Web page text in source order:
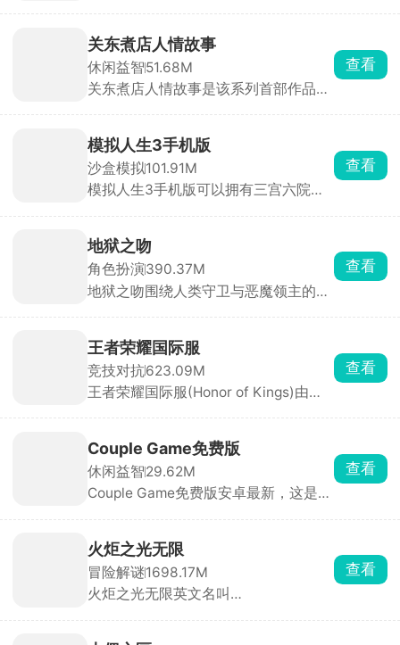
石，收集大量的材料来搭建庇护所，同
时还要小心四处游荡的感染者，不要被
他们触碰到了，游戏支持联机模式，能
够邀请其他幸存者一起体验废土求生的
关东煮店人情故事
休闲益智51.68M
关东煮店人情故事是该系列首部作品，
夜营业的关东煮小店，玩家扮演老板，
为每晚到访的客人准备热腾腾的关东
煮。每一位个性十足的深夜来客，都会
向你倾诉工作与生活中的苦楚与抱怨。
查看
模拟人生3手机版
沙盒模拟101.91M
模拟人生3手机版可以拥有三宫六院，
小镇内在这里买房定居开启全新的人生
体验。玩家的每一个决定都将影响着后
续的发展，可以尝试不同的职业，体验
到更加真实有趣的人生风格。
查看
地狱之吻
角色扮演390.37M
地狱之吻围绕人类守卫与恶魔领主的危
道具都会影响角色好感度与剧情走向，
每位恶魔都有专属 HE/BE结局，重玩价
值拉满。
查看
王者荣耀国际服
竞技对抗623.09M
王者荣耀国际服(Honor of Kings)由腾
开启5V5MOBA竞技对战。英雄角色形
象带有欧美特点，领取专享福利，免费
获得海量精美皮肤，扮演不同的职业角
色，在王者峡谷进行5v5战斗，推掉敌
查看
Couple Game免费版
休闲益智29.62M
Couple Game免费版安卓最新，这是一
设立了温和、热辣以及猛烈三种模式，
获取随机题目，适用于情侣或者朋友之
间的问答，使其更加的了解彼此，拉近
彼此的距离。
查看
火炬之光无限
冒险解谜1698.17M
火炬之光无限英文名叫
查看